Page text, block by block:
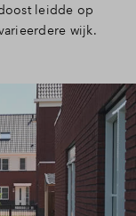
leidde op
wijk.